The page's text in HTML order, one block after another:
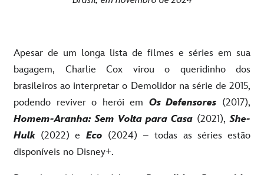
Apesar de um longa lista de filmes e séries em sua
bagagem, Charlie Cox virou o queridinho dos
brasileiros ao interpretar o Demolidor na série de 2015,
podendo reviver o herói em Os Defensores (2017),
Homem-Aranha: Sem Volta para Casa (2021),She-
Hulk (2022) e Eco (2024) – todas as séries estão
disponíveis no Disney+.